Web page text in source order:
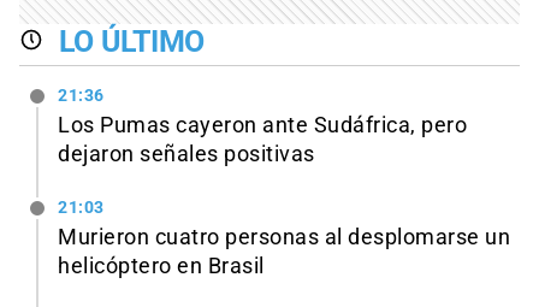
LO ÚLTIMO
21:36
Los Pumas cayeron ante Sudáfrica, pero
dejaron señales positivas
21:03
Murieron cuatro personas al desplomarse un
helicóptero en Brasil